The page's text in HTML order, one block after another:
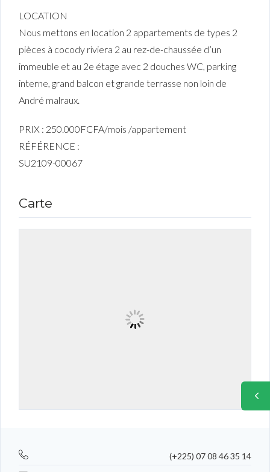
LOCATION
Nous mettons en location 2 appartements de types 2
pièces à cocody riviera 2 au rez-de-chaussée d’un
immeuble et au 2e étage avec 2 douches WC, parking
interne, grand balcon et grande terrasse non loin de
André malraux.
PRIX : 250.000FCFA/mois /appartement
RÉFÉRENCE :
SU2109-00067
Carte
(+225) 07 08 46 35 14